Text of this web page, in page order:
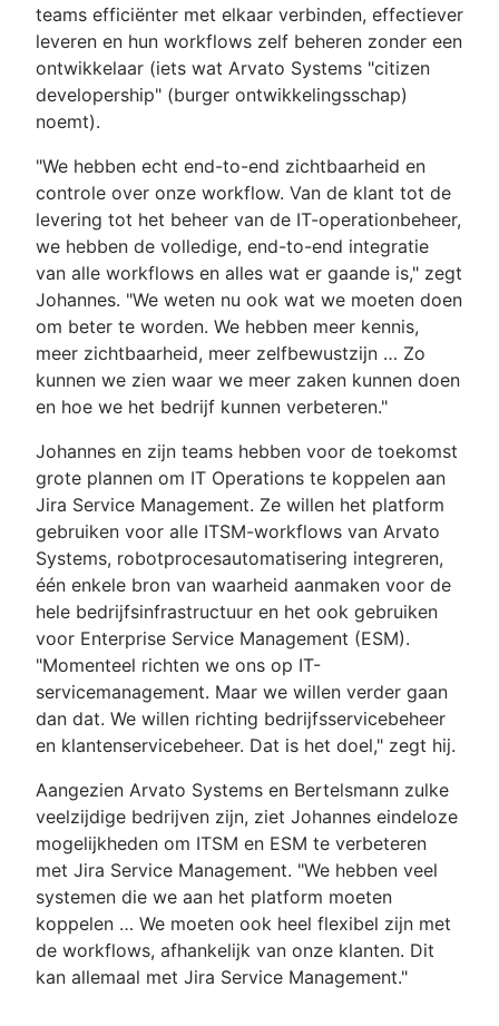
teams efficiënter met elkaar verbinden, effectiever
leveren en hun workflows zelf beheren zonder een
ontwikkelaar (iets wat Arvato Systems "citizen
developership" (burger ontwikkelingsschap)
noemt).
"We hebben echt end-to-end zichtbaarheid en
controle over onze workflow. Van de klant tot de
levering tot het beheer van de IT-operationbeheer,
we hebben de volledige, end-to-end integratie
van alle workflows en alles wat er gaande is," zegt
Johannes. "We weten nu ook wat we moeten doen
om beter te worden. We hebben meer kennis,
meer zichtbaarheid, meer zelfbewustzijn … Zo
kunnen we zien waar we meer zaken kunnen doen
en hoe we het bedrijf kunnen verbeteren."
Johannes en zijn teams hebben voor de toekomst
grote plannen om IT Operations te koppelen aan
Jira Service Management. Ze willen het platform
gebruiken voor alle ITSM-workflows van Arvato
Systems, robotprocesautomatisering integreren,
één enkele bron van waarheid aanmaken voor de
hele bedrijfsinfrastructuur en het ook gebruiken
voor Enterprise Service Management (ESM).
"Momenteel richten we ons op IT-
servicemanagement. Maar we willen verder gaan
dan dat. We willen richting bedrijfsservicebeheer
en klantenservicebeheer. Dat is het doel," zegt hij.
Aangezien Arvato Systems en Bertelsmann zulke
veelzijdige bedrijven zijn, ziet Johannes eindeloze
mogelijkheden om ITSM en ESM te verbeteren
met Jira Service Management. "We hebben veel
systemen die we aan het platform moeten
koppelen … We moeten ook heel flexibel zijn met
de workflows, afhankelijk van onze klanten. Dit
kan allemaal met Jira Service Management."